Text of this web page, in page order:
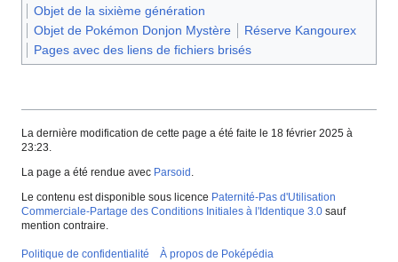
Objet de la sixième génération
Objet de Pokémon Donjon Mystère
Réserve Kangourex
Pages avec des liens de fichiers brisés
La dernière modification de cette page a été faite le 18 février 2025 à
23:23.
La page a été rendue avec Parsoid .
Le contenu est disponible sous licence Paternité-Pas d'Utilisation
Commerciale-Partage des Conditions Initiales à l'Identique 3.0 sauf
mention contraire.
Politique de confidentialité À propos de Poképédia